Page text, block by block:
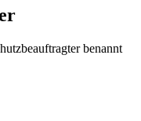
benannt